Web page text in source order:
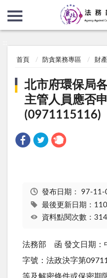
首頁 防貪業務專區 財
北市府環保局
主管人員應否
(0971115116)
發布日期： 97-11-
最後更新日期：
資料點閱次數：
法務部 函 發文日期：
字號：法政決字第
等及解密條件或保密期